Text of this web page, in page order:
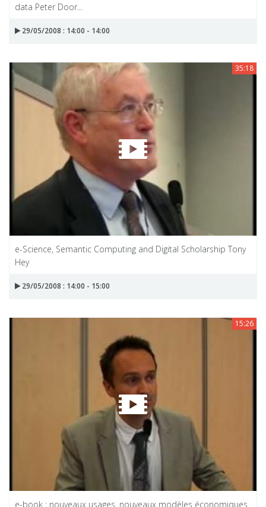
data Peter Door...
29/05/2008 : 14:00 - 14:00
35:18
e-Science, Semantic Computing and Digital Scholarship Tony
Hey
29/05/2008 : 14:00 - 15:00
15:26
e-book : nouveaux usages, nouveaux modèles économiques